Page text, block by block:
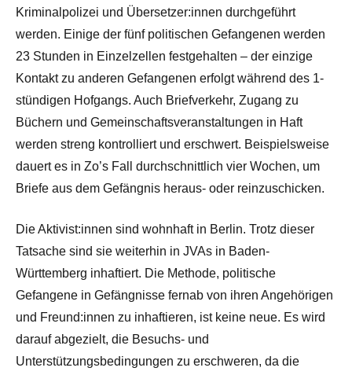
Kriminalpolizei und Übersetzer:innen durchgeführt
werden. Einige der fünf politischen Gefangenen werden
23 Stunden in Einzelzellen festgehalten – der einzige
Kontakt zu anderen Gefangenen erfolgt während des 1-
stündigen Hofgangs. Auch Briefverkehr, Zugang zu
Büchern und Gemeinschaftsveranstaltungen in Haft
werden streng kontrolliert und erschwert. Beispielsweise
dauert es in Zo’s Fall durchschnittlich vier Wochen, um
Briefe aus dem Gefängnis heraus- oder reinzuschicken.
Die Aktivist:innen sind wohnhaft in Berlin. Trotz dieser
Tatsache sind sie weiterhin in JVAs in Baden-
Württemberg inhaftiert. Die Methode, politische
Gefangene in Gefängnisse fernab von ihren Angehörigen
und Freund:innen zu inhaftieren, ist keine neue. Es wird
darauf abgezielt, die Besuchs- und
Unterstützungsbedingungen zu erschweren, da die